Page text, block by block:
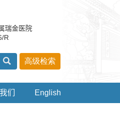
瑞金医院
R
们 English